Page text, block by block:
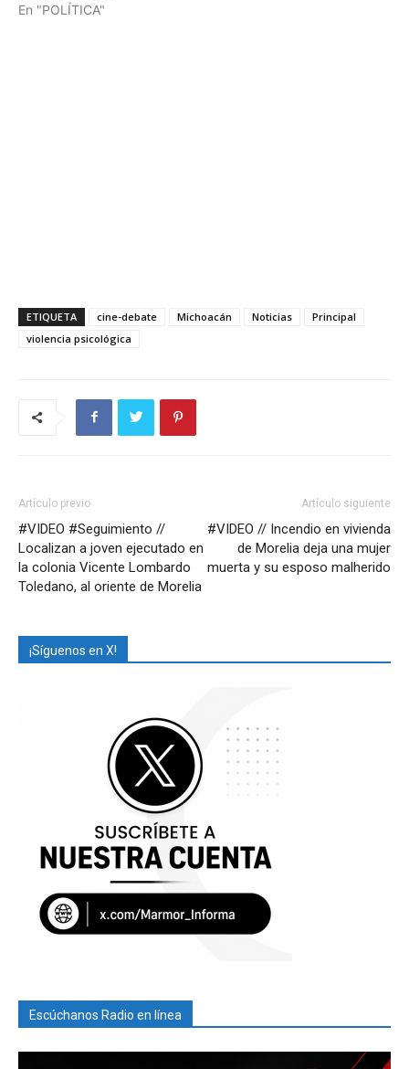
En "POLÍTICA"
ETIQUETA cine-debate Michoacán Noticias
Principal
violencia psicológica
Artículo previo
#VIDEO #Seguimiento //
Localizan a joven ejecutado en
la colonia Vicente Lombardo
Toledano, al oriente de Morelia
Artículo siguiente
#VIDEO // Incendio en vivienda
de Morelia deja una mujer
muerta y su esposo malherido
¡Síguenos en X!
Escúchanos Radio en línea